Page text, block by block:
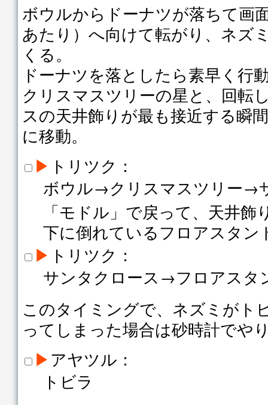
ボウルからドーナツが落ちて画
あたり）へ向けて転がり、ネズ
くる。
ドーナツを落としたら素早く行
クリスマスツリーの星と、回転
スの天井飾りが最も接近する瞬
に移動。
▶ トリツク：
ボウル→クリスマスツリー→
「モドル」で戻って、天井
下に倒れているフロアスタン
▶ トリツク：
サンタクロース→フロアス
このタイミングで、ネズミがト
ってしまった場合は砂時計でや
▶アヤツル：
トビラ